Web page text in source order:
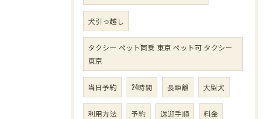
犬引っ越し
タクシー ペット同乗 東京 ペット可 タクシー
東京
当日予約 24時間 長距離 大型犬
利用方法 予約 送迎手順 料金